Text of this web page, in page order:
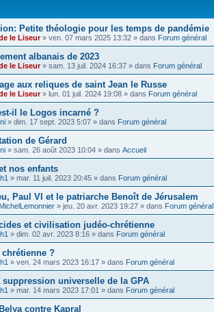
Petite théologie pour les temps de pandémie
le Liseur» ven. 07 mars 2025 13:32 » dans Forum général
albanais de 2023
le Liseur» sam. 13 juil. 2024 16:37 » dans Forum général
aux reliques de saint Jean le Russe
le Liseur» lun. 01 juil. 2024 19:08 » dans Forum général
il le Logos incarné ?
» dim. 17 sept. 2023 5:07 » dans Forum général
de Gérard
» sam. 26 août 2023 10:04 » dans Accueil
nos enfants
» mar. 11 juil. 2023 20:45 » dans Forum général
Paul VI et le patriarche Benoît de Jérusalem
» jeu. 20 avr. 2023 19:27 » dans Forum général
et civilisation judéo-chrétienne
» dim. 02 avr. 2023 8:16 » dans Forum général
chrétienne ?
» ven. 24 mars 2023 16:17 » dans Forum général
suppression universelle de la GPA
» mar. 14 mars 2023 17:01 » dans Forum général
contre Kapral